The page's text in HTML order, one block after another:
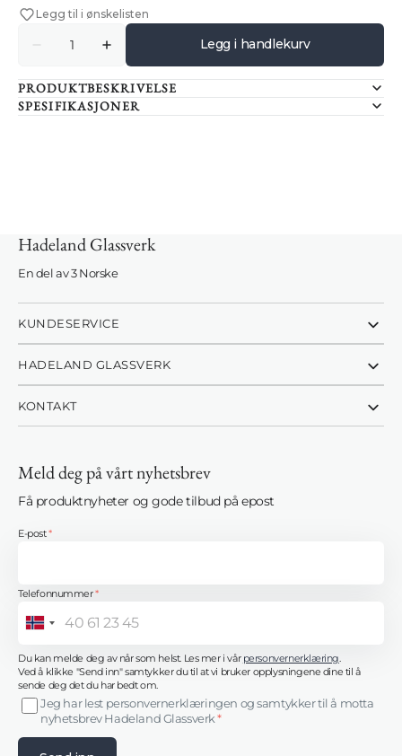
for
SIRI
FROKOSTPAKKE
14
Øk
antallet
for
SIRI
FROKOSTPAKKE
14
Legg i handlekurv
Legg til i ønskelisten
PRODUKTBESKRIVELSE
SPESIFIKASJONER
Hadeland Glassverk
En del av 3 Norske
KUNDESERVICE
HADELAND GLASSVERK
KONTAKT
Meld deg på vårt nyhetsbrev
Få produktnyheter og gode tilbud på epost
E-post*
Telefonnummer*
Norway
Du kan melde deg av når som helst. Les mer i vår personvernerklæring.
Ved å klikke "Send inn" samtykker du til at vi bruker opplysningene dine til å
sende deg det du har bedt om.
Jeg har lest personvernerklæringen og samtykker til å motta
nyhetsbrev Hadeland Glassverk *
Innlogging kreves
ønskelisten din og se tidligere lagrede varer.
Logg inn